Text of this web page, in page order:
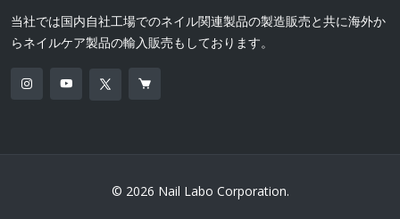
当社では国内自社工場でのネイル関連製品の製造販売と共に海外か
らネイルケア製品の輸入販売もしております。
© 2026 Nail Labo Corporation.